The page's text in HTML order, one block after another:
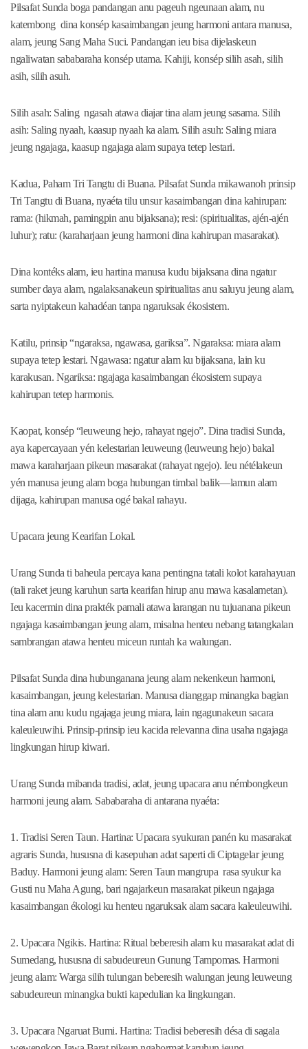
Pilsafat Sunda boga pandangan anu pageuh ngeunaan alam, nu
katembong dina konsép kasaimbangan jeung harmoni antara manusa,
alam, jeung Sang Maha Suci. Pandangan ieu bisa dijelaskeun
ngaliwatan sababaraha konsép utama. Kahiji, konsép silih asah, silih
asih, silih asuh.
Silih asah: Saling ngasah atawa diajar tina alam jeung sasama. Silih
asih: Saling nyaah, kaasup nyaah ka alam. Silih asuh: Saling miara
jeung ngajaga, kaasup ngajaga alam supaya tetep lestari.
Kadua, Paham Tri Tangtu di Buana. Pilsafat Sunda mikawanoh prinsip
Tri Tangtu di Buana, nyaéta tilu unsur kasaimbangan dina kahirupan:
rama: (hikmah, pamingpin anu bijaksana); resi: (spiritualitas, ajén-ajén
luhur); ratu: (karaharjaan jeung harmoni dina kahirupan masarakat).
Dina kontéks alam, ieu hartina manusa kudu bijaksana dina ngatur
sumber daya alam, ngalaksanakeun spiritualitas anu saluyu jeung alam,
sarta nyiptakeun kahadéan tanpa ngaruksak ékosistem.
Katilu, prinsip “ngaraksa, ngawasa, gariksa”. Ngaraksa: miara alam
supaya tetep lestari. Ngawasa: ngatur alam ku bijaksana, lain ku
karakusan. Ngariksa: ngajaga kasaimbangan ékosistem supaya
kahirupan tetep harmonis.
Kaopat, konsép “leuweung hejo, rahayat ngejo”. Dina tradisi Sunda,
aya kapercayaan yén kelestarian leuweung (leuweung hejo) bakal
mawa karaharjaan pikeun masarakat (rahayat ngejo). Ieu nétélakeun
yén manusa jeung alam boga hubungan timbal balik—lamun alam
dijaga, kahirupan manusa ogé bakal rahayu.
Upacara jeung Kearifan Lokal.
Urang Sunda ti baheula percaya kana pentingna tatali kolot karahayuan
(tali raket jeung karuhun sarta kearifan hirup anu mawa kasalametan).
Ieu kacermin dina prakték pamali atawa larangan nu tujuanana pikeun
ngajaga kasaimbangan jeung alam, misalna henteu nebang tatangkalan
sambrangan atawa henteu miceun runtah ka walungan.
Pilsafat Sunda dina hubunganana jeung alam nekenkeun harmoni,
kasaimbangan, jeung kelestarian. Manusa dianggap minangka bagian
tina alam anu kudu ngajaga jeung miara, lain ngagunakeun sacara
kaleuleuwihi. Prinsip-prinsip ieu kacida relevanna dina usaha ngajaga
lingkungan hirup kiwari.
Urang Sunda mibanda tradisi, adat, jeung upacara anu némbongkeun
harmoni jeung alam. Sababaraha di antarana nyaéta:
1. Tradisi Seren Taun. Hartina: Upacara syukuran panén ku masarakat
agraris Sunda, hususna di kasepuhan adat saperti di Ciptagelar jeung
Baduy. Harmoni jeung alam: Seren Taun mangrupa rasa syukur ka
Gusti nu Maha Agung, bari ngajarkeun masarakat pikeun ngajaga
kasaimbangan ékologi ku henteu ngaruksak alam sacara kaleuleuwihi.
2. Upacara Ngikis. Hartina: Ritual beberesih alam ku masarakat adat di
Sumedang, hususna di sabudeureun Gunung Tampomas. Harmoni
jeung alam: Warga silih tulungan beberesih walungan jeung leuweung
sabudeureun minangka bukti kapedulian ka lingkungan.
3. Upacara Ngaruat Bumi. Hartina: Tradisi beberesih désa di sagala